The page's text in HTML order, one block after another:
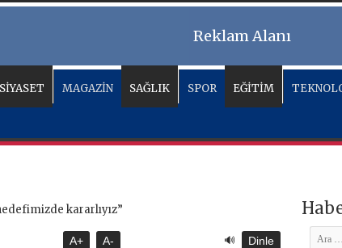
Reklam Alanı
SİYASET MAGAZİN SAĞLIK SPOR EĞİTİM
A+ A- 🔊 Dinle